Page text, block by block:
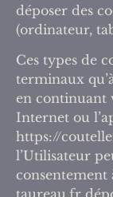
déposer des
(ordinateur,
Ces types de
terminaux
en continuant
Internet ou
https://
l’Utilisateur
consentement